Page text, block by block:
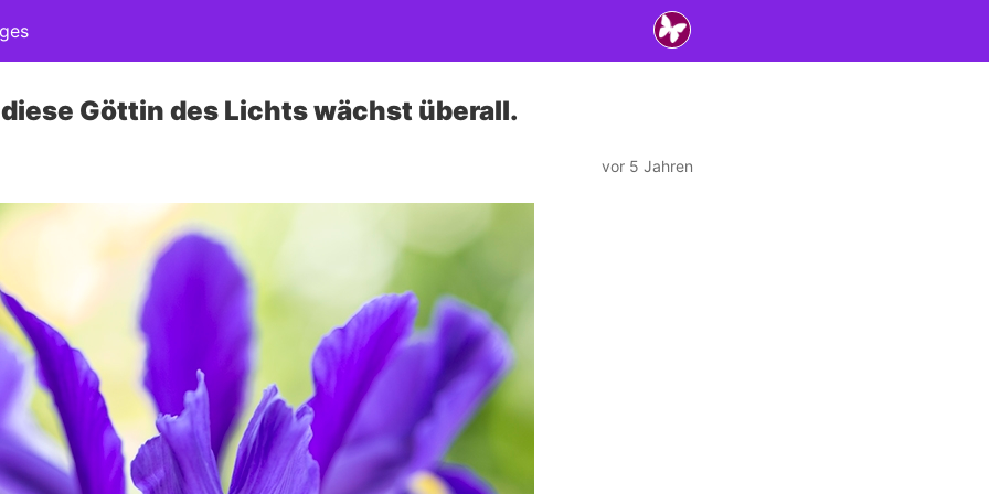
Göttin des Lichts wächst überall.
vor 5 Jahren